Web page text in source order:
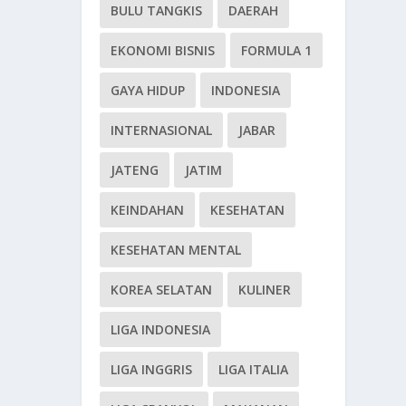
BULU TANGKIS DAERAH
EKONOMI BISNIS FORMULA 1
GAYA HIDUP INDONESIA
INTERNASIONAL JABAR
JATENG JATIM
KEINDAHAN KESEHATAN
KESEHATAN MENTAL
KOREA SELATAN KULINER
LIGA INDONESIA
LIGA INGGRIS LIGA ITALIA